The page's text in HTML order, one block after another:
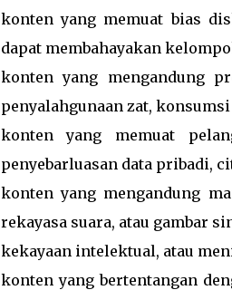
konten yang memuat bias
dapat membahayakan
konten yang mengandung
penyalahgunaan zat,
konten yang memuat
penyebarluasan data pribadi,
konten yang mengandung
rekayasa suara, atau gambar
kekayaan intelektual, atau
konten yang bertentangan